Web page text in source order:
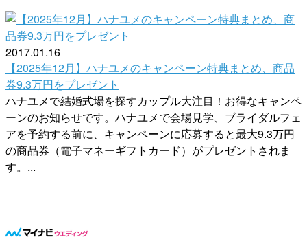
2017.01.16
【2025年12月】ハナユメのキャンペーン特典まとめ、商品
券9.3万円をプレゼント
ハナユメで結婚式場を探すカップル大注目！お得なキャンペ
ーンのお知らせです。ハナユメで会場見学、ブライダルフェ
アを予約する前に、キャンペーンに応募すると最大9.3万円
の商品券（電子マネーギフトカード）がプレゼントされま
す。...